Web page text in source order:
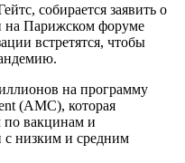
собирается заявить о
на Парижском форуме
встретятся, чтобы
на программу
(AMC), которая
по вакцинам и
с низким и средним